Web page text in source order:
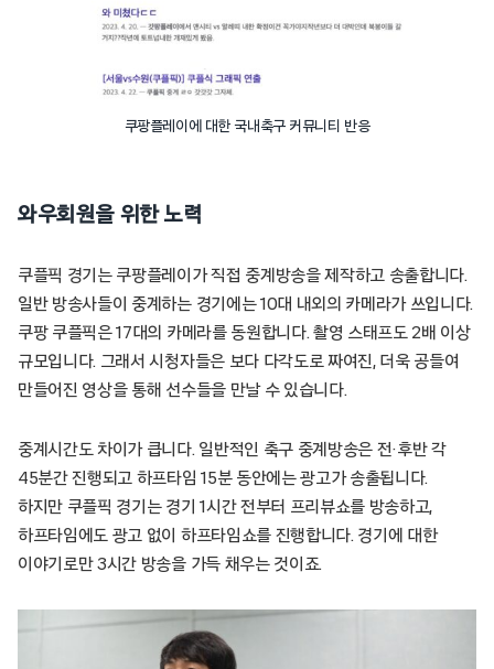
쿠팡플레이에 대한 국내축구 커뮤니티 반응
와우회원을 위한 노력
쿠플픽 경기는 쿠팡플레이가 직접 중계방송을 제작하고 송출합니다.
일반 방송사들이 중계하는 경기에는 10대 내외의 카메라가 쓰입니다.
쿠팡 쿠플픽은 17대의 카메라를 동원합니다. 촬영 스태프도 2배 이상
규모입니다. 그래서 시청자들은 보다 다각도로 짜여진, 더욱 공들여
만들어진 영상을 통해 선수들을 만날 수 있습니다.
중계시간도 차이가 큽니다. 일반적인 축구 중계방송은 전·후반 각
45분간 진행되고 하프타임 15분 동안에는 광고가 송출됩니다.
하지만 쿠플픽 경기는 경기 1시간 전부터 프리뷰쇼를 방송하고,
하프타임에도 광고 없이 하프타임쇼를 진행합니다. 경기에 대한
이야기로만 3시간 방송을 가득 채우는 것이죠.